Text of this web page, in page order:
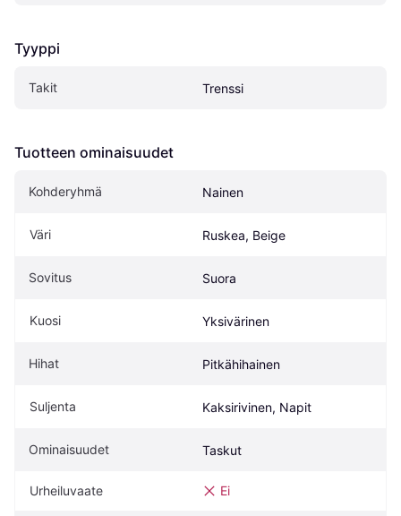
Tyyppi
Takit Trenssi
Tuotteen ominaisuudet
Kohderyhmä Nainen
Väri Ruskea, Beige
Sovitus Suora
Kuosi Yksivärinen
Hihat Pitkähihainen
Suljenta Kaksirivinen, Napit
Ominaisuudet Taskut
Urheiluvaate Ei